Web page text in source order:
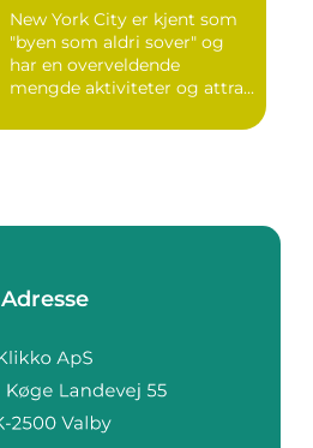
New York City er kjent som
"byen som aldri sover" og
har en overveldende
mengde aktiviteter og attra...
Adresse